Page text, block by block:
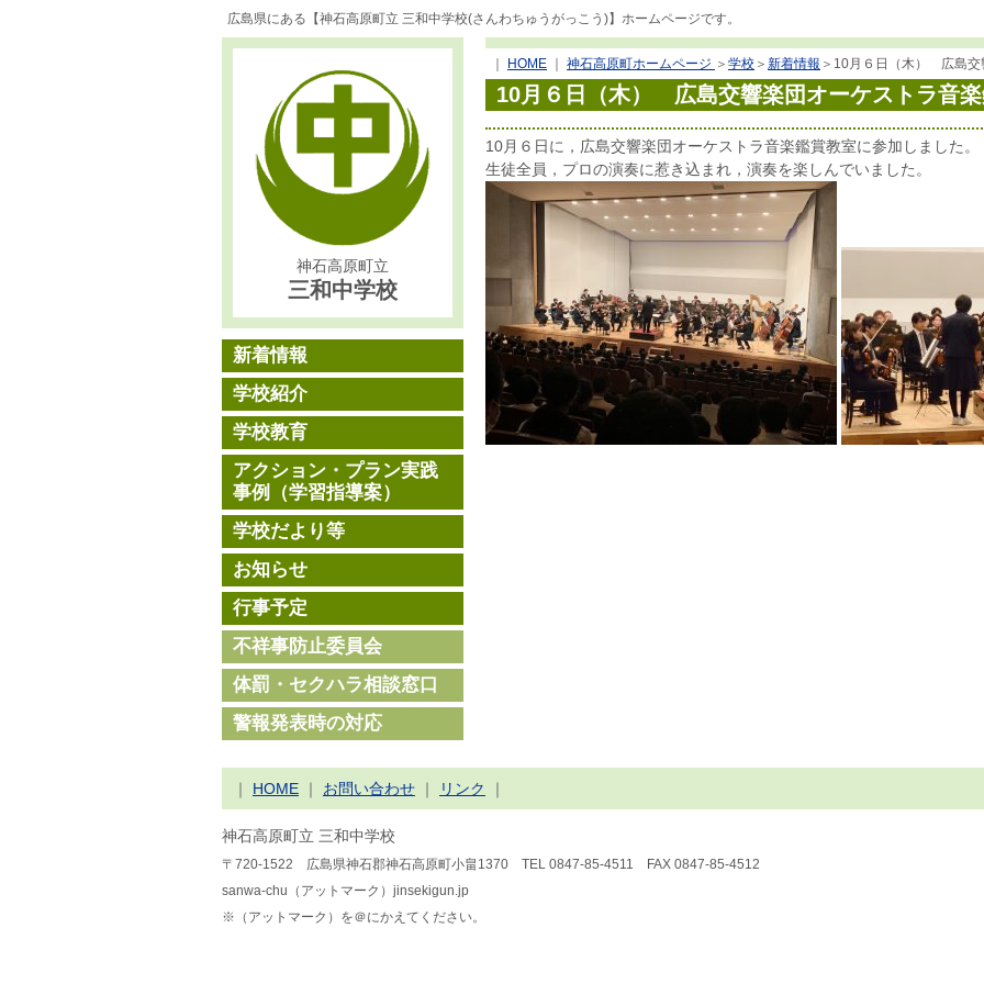
広島県にある【神石高原町立 三和中学校(さんわちゅうがっこう)】ホームページです。
神石高原町立
三和中学校
新着情報
学校紹介
学校教育
アクション・プラン実践
事例（学習指導案）
学校だより等
お知らせ
行事予定
不祥事防止委員会
体罰・セクハラ相談窓口
警報発表時の対応
HOME 神石高原町ホームページ ＞ 学校 ＞ 新着情報 ＞ 10月６日（木） 広島交
10月６日（木） 広島交響楽団オーケストラ音
10月６日に，広島交響楽団オーケストラ音楽鑑賞教室に参加しました。
生徒全員，プロの演奏に惹き込まれ，演奏を楽しんでいました。
｜ HOME ｜ お問い合わせ ｜ リンク ｜
神石高原町立 三和中学校
〒720-1522 広島県神石郡神石高原町小畠1370 TEL 0847-85-4511 FAX 0847-85-4512
sanwa-chu（アットマーク）jinsekigun.jp
※（アットマーク）を＠にかえてください。